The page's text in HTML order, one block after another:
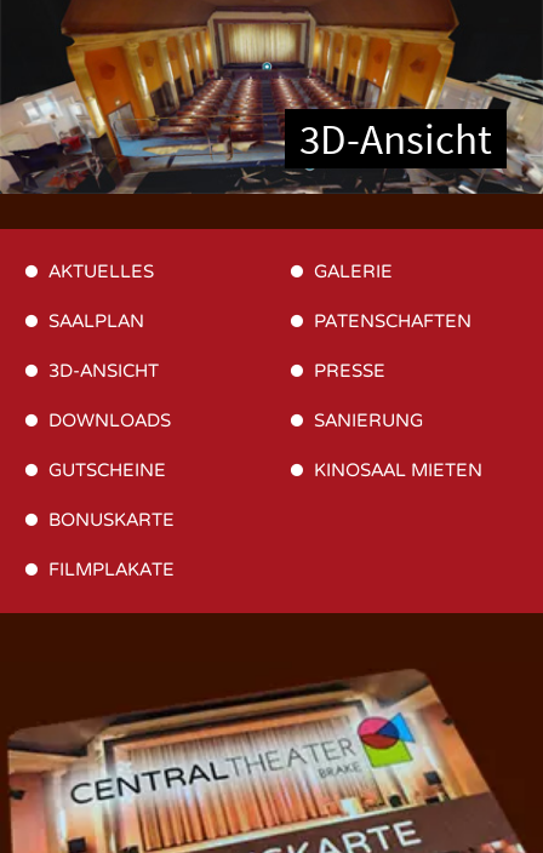
3D-Ansicht
AKTUELLES
SAALPLAN
3D-ANSICHT
DOWNLOADS
GUTSCHEINE
BONUSKARTE
FILMPLAKATE
GALERIE
PATENSCHAFTEN
PRESSE
SANIERUNG
KINOSAAL MIETEN